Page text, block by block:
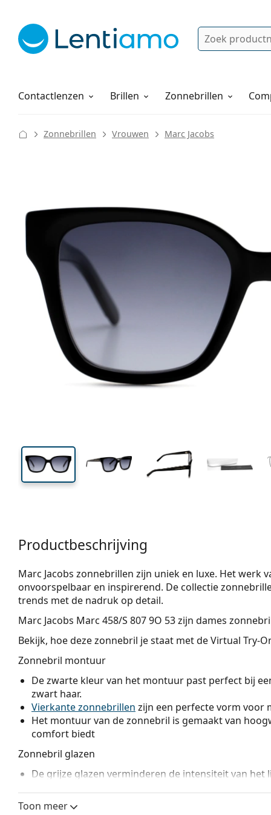
Zoek
Contactlenzen
Lenzenvloeistoffen Brillen Zonnebrillen
Hoe bestellen
Zonnebrillen Vrouwen Marc Jacobs
44 mm
Glashoogte Glasbreedte
Productbeschrijving
Marc Jacobs zonnebrillen zijn uniek en luxe. Het werk
onvoorspelbaar en inspirerend. De collectie
trends met de nadruk op detail.
Marc Jacobs Marc 458/S 807 9O 53zijn dames
Bekijk, hoe deze zonnebril je staat met de Virtual Try-
Zonnebril montuur
De zwarte kleur van het montuur past perfect bij
zwart haar.
Vierkante zonnebrillen zijn een perfecte vorm voor
Het montuur van de zonnebril is gemaakt van
comfort biedt
Zonnebril glazen
De grijze glazen verminderen de intensiteit van
Toon meer